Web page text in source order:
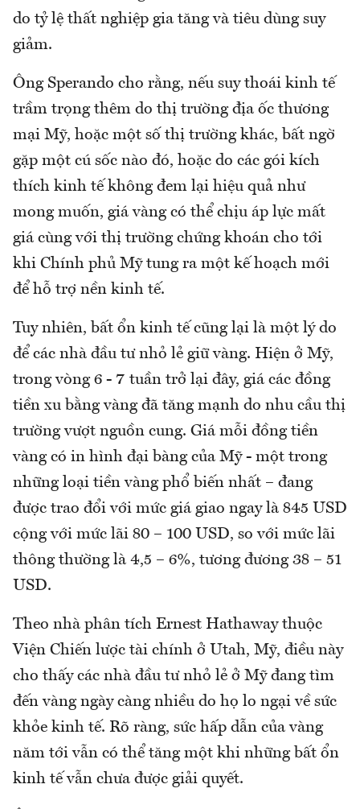
do tỷ lệ thất nghiệp gia tăng và tiêu dùng suy
giảm.
Ông Sperando cho rằng, nếu suy thoái kinh tế
trầm trọng thêm do thị trường địa ốc thương
mại Mỹ, hoặc một số thị trường khác, bất ngờ
gặp một cú sốc nào đó, hoặc do các gói kích
thích kinh tế không đem lại hiệu quả như
mong muốn, giá vàng có thể chịu áp lực mất
giá cùng với thị trường chứng khoán cho tới
khi Chính phủ Mỹ tung ra một kế hoạch mới
để hỗ trợ nền kinh tế.
Tuy nhiên, bất ổn kinh tế cũng lại là một lý do
để các nhà đầu tư nhỏ lẻ giữ vàng. Hiện ở Mỹ,
trong vòng 6 - 7 tuần trở lại đây, giá các đồng
tiền xu bằng vàng đã tăng mạnh do nhu cầu thị
trường vượt nguồn cung. Giá mỗi đồng tiền
vàng có in hình đại bàng của Mỹ - một trong
những loại tiền vàng phổ biến nhất – đang
được trao đổi với mức giá giao ngay là 845 USD
cộng với mức lãi 80 – 100 USD, so với mức lãi
thông thường là 4,5 – 6%, tương đương 38 – 51
USD.
Theo nhà phân tích Ernest Hathaway thuộc
Viện Chiến lược tài chính ở Utah, Mỹ, điều này
cho thấy các nhà đầu tư nhỏ lẻ ở Mỹ đang tìm
đến vàng ngày càng nhiều do họ lo ngại về sức
khỏe kinh tế. Rõ ràng, sức hấp dẫn của vàng
năm tới vẫn có thể tăng một khi những bất ổn
kinh tế vẫn chưa được giải quyết.